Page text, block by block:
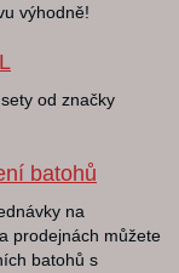
výhodně!
od značky
batohů
na
prodejnách můžete
batohů s